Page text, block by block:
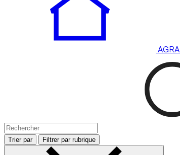
AGRA
Trier par Filtrer par rubrique